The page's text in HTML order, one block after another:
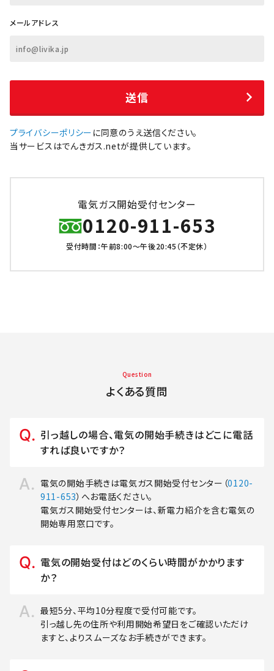
メールアドレス
プライバシーポリシー に同意のうえ送信ください。
当サービスはでんきガス.netが提供しています。
電気ガス開始受付センター
0120-911-653
受付時間：午前8:00～午後20:45（不定休）
Question
よくある質問
引っ越しの場合、電気の開始手続きはどこに電話
すれば良いですか？
電気の開始手続きは電気ガス開始受付センター（0120-
911-653）へお電話ください。
電気ガス開始受付センターは、新電力紹介を含む電気の
開始専用窓口です。
電気の開始受付はどのくらい時間がかかります
か？
最短5分、平均10分程度で受付可能です。
引っ越し先の住所や利用開始希望日をご確認いただけ
ますと、よりスムーズなお手続きができます。